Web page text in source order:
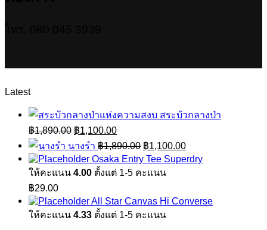
Latest
สระบัวกลางป่า
฿1,890.00 Original
price
was:
฿1,890.00.
฿1,100.00Current
price
is:
฿1,100.00.
นางรำ ฿1,890.00 Original
price
was:
฿1,890.00.
฿1,100.00Current
price
is:
Osaka Entry Tee Superdry
ให้คะแนน 4.00 ตั้งแต่ 1-5 คะแนน
฿29.00
All Star Canvas Hi Converse
ให้คะแนน 4.33 ตั้งแต่ 1-5 คะแนน